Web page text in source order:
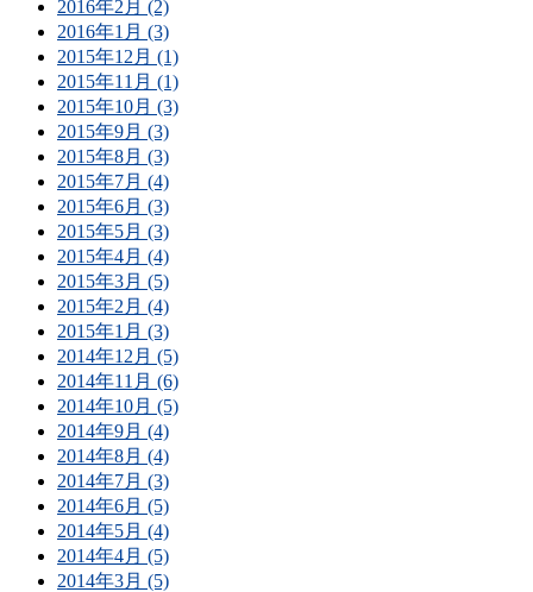
2016年2月 (2)
2016年1月 (3)
2015年12月 (1)
2015年11月 (1)
2015年10月 (3)
2015年9月 (3)
2015年8月 (3)
2015年7月 (4)
2015年6月 (3)
2015年5月 (3)
2015年4月 (4)
2015年3月 (5)
2015年2月 (4)
2015年1月 (3)
2014年12月 (5)
2014年11月 (6)
2014年10月 (5)
2014年9月 (4)
2014年8月 (4)
2014年7月 (3)
2014年6月 (5)
2014年5月 (4)
2014年4月 (5)
2014年3月 (5)